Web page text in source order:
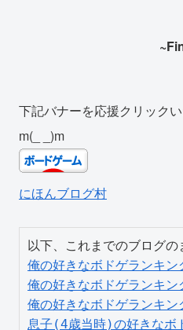
下記バナーを応援クリック
m(_ _)m
にほんブログ村
俺の好きなボドゲランキン
俺の好きなボドゲランキン
俺の好きなボドゲランキン
息子(4歳当時)の好きなボ